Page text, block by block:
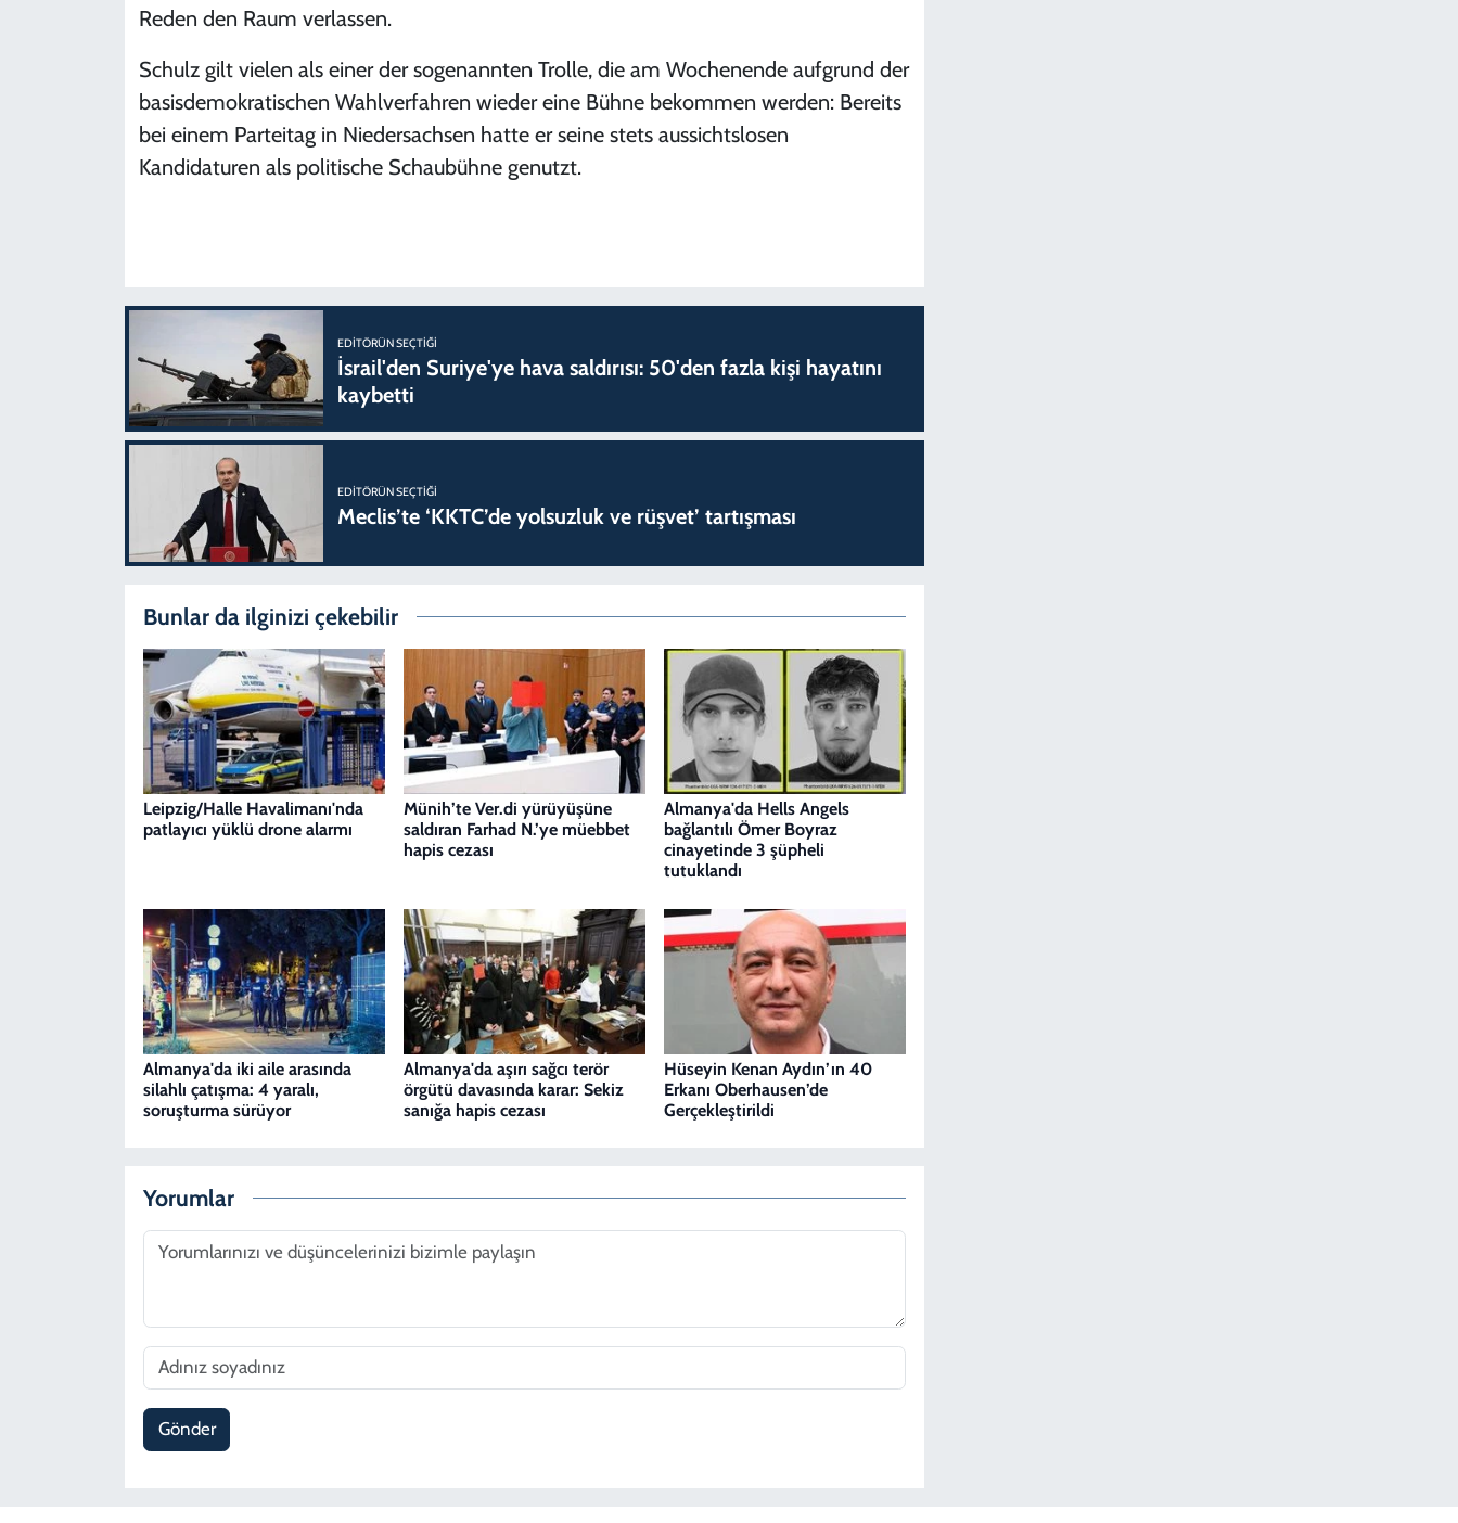
Reden den Raum verlassen.
Schulz gilt vielen als einer der sogenannten Trolle, die am Wochenende aufgrund der
basisdemokratischen Wahlverfahren wieder eine Bühne bekommen werden: Bereits
bei einem Parteitag in Niedersachsen hatte er seine stets aussichtslosen
Kandidaturen als politische Schaubühne genutzt.
EDITÖRÜN SEÇTIĞI
İsrail'den Suriye'ye hava saldırısı: 50'den fazla kişi hayatını
kaybetti
EDITÖRÜN SEÇTIĞI
Meclis’te ‘KKTC’de yolsuzluk ve rüşvet’ tartışması
Bunlar da ilginizi çekebilir
Leipzig/Halle Havalimanı'nda
patlayıcı yüklü drone alarmı
Münih’te Ver.di yürüyüşüne
saldıran Farhad N.’ye müebbet
hapis cezası
Almanya'da Hells Angels
bağlantılı Ömer Boyraz
cinayetinde 3 şüpheli
tutuklandı
Almanya'da iki aile arasında
silahlı çatışma: 4 yaralı,
soruşturma sürüyor
Almanya'da aşırı sağcı terör
örgütü davasında karar: Sekiz
sanığa hapis cezası
Hüseyin Kenan Aydın’ın 40
Erkanı Oberhausen’de
Gerçekleştirildi
Yorumlar
Gönder